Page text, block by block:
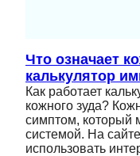
Что означает
калькулятор
Как работает
кожного зуда?
симптом, который
системой. На
использовать